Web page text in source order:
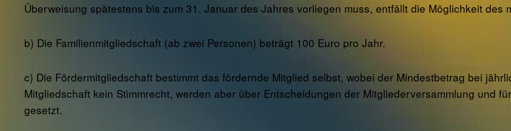
Überweisung spätestens bis zum 31. Januar des Jahres vorliegen muss, entfällt die Möglichkeit des
b) Die Familienmitgliedschaft (ab zwei Personen) beträgt 100 Euro pro Jahr.
c) Die Fördermitgliedschaft bestimmt das fördernde Mitglied selbst, wobei der Mindestbetrag bei
Mitgliedschaft kein Stimmrecht, werden aber über Entscheidungen der Mitgliederversammlung und
gesetzt.